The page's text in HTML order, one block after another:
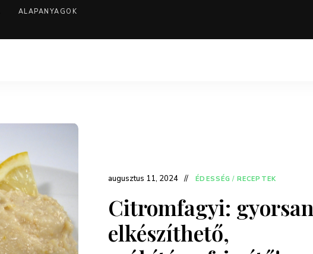
ALAPANYAGOK
augusztus 11, 2024 ÉDESSÉG / RECEPTEK
Citromfagyi: gyorsan
elkészíthető,